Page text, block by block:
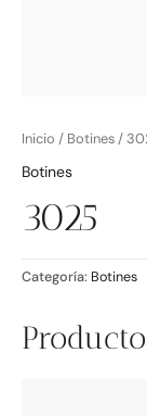
Inicio / Botines /
Botines
3025
Categoría: Botines